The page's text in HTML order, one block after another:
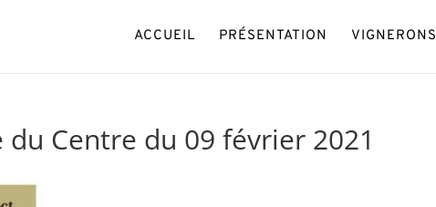
ACCUEIL PRÉSENTATION VIGNERONS
Centre du 09 février 2021